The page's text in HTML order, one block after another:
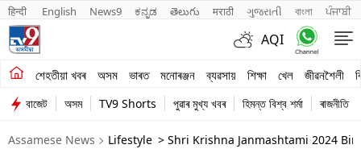
हिन्दी English News9 ಕನ್ನಡ తెలుగు मराठी ગુજરાતી বাংলা ਪੰਜਾਬੀ
AQI
শেহতীয়া খবৰ অসম ভাৰত মনোৰঞ্জন ব্যৱসায় শিক্ষা খেল জীৱনশৈলী
শেহতীয়া খবৰ
অসম
ভাৰত
বাজেট অসম TV9 Shorts পুৱাৰ মুখ্য খবৰ হিমন্ত বিশ্ব শৰ্মা ৰাজনীতি
Assamese News Lifestyle > Shri Krishna Janmashtami 2024